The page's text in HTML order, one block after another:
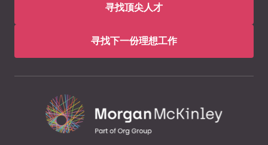
寻找顶尖人才
寻找下一份理想工作